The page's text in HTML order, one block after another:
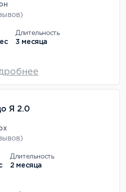
Длительность
3 месяца
Я 2.0
Длительность
2 месяца